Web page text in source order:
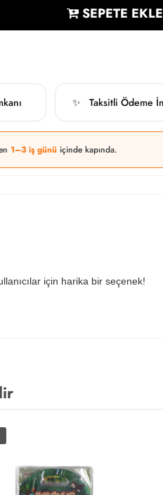
SEPETE EKLE
✨ Taksitli Ödeme
1–3 iş günü içinde kapında.
için harika bir seçenek!